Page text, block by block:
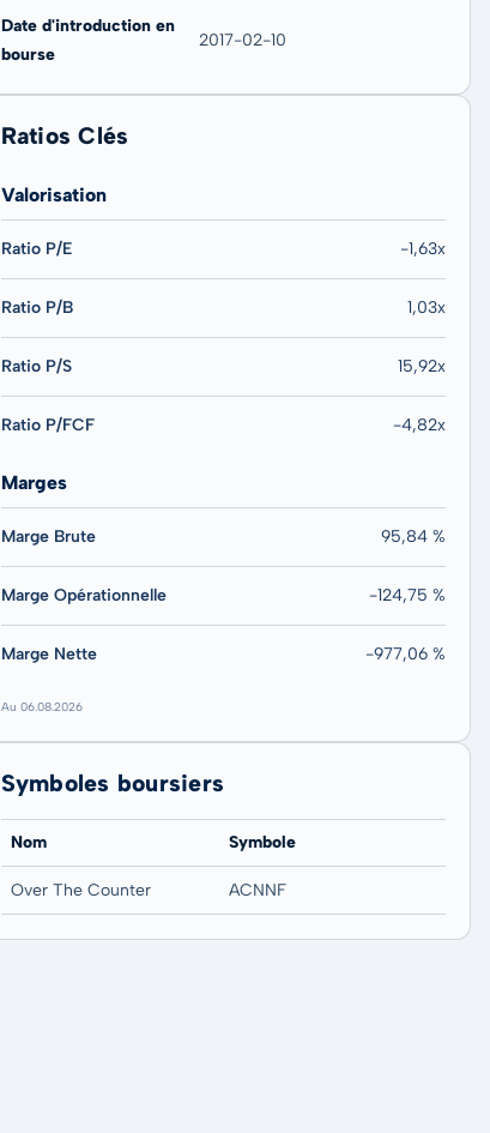
Date d'introduction en
bourse
2017-02-10
Ratios Clés
Valorisation
Ratio P/E -1,63x
Ratio P/B 1,03x
Ratio P/S 15,92x
Ratio P/FCF -4,82x
Marges
Marge Brute 95,84 %
Marge Opérationnelle -124,75 %
Marge Nette -977,06 %
Au 06.08.2026
Symboles boursiers
Nom Symbole
Over The Counter ACNNF